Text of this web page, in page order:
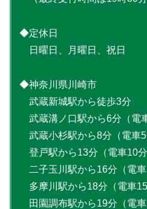
◆定休日
日曜日、月曜日、祝日
◆神奈川県川崎市
武蔵新城駅から徒歩3分
武蔵溝ノ口駅から6分（電
武蔵小杉駅から8分（電車5
登戸駅から13分（電車10分
二子玉川駅から16分（電車
多摩川駅から18分（電車15
田園調布駅から19分（電車